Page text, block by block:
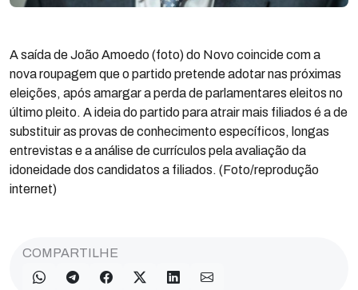
A saída de João Amoedo (foto) do Novo coincide com a
nova roupagem que o partido pretende adotar nas próximas
eleições, após amargar a perda de parlamentares eleitos no
último pleito. A ideia do partido para atrair mais filiados é a de
substituir as provas de conhecimento específicos, longas
entrevistas e a análise de currículos pela avaliação da
idoneidade dos candidatos a filiados. (Foto/reprodução
internet)
COMPARTILHE